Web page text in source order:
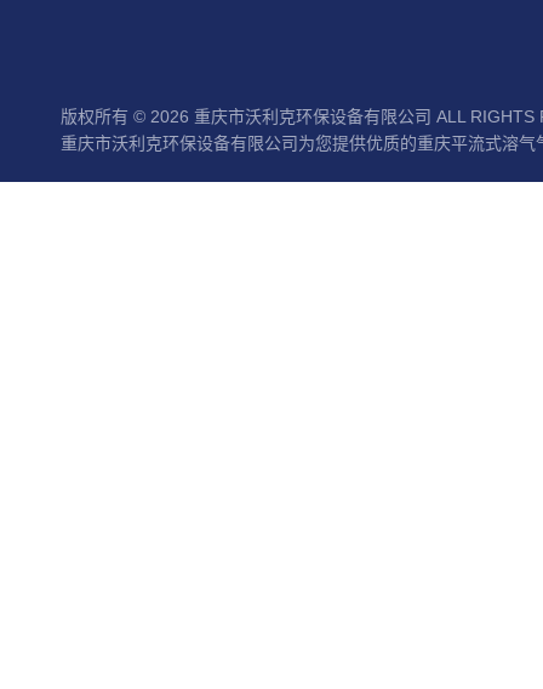
版权所有 © 2026 重庆市沃利克环保设备有限公司 ALL RIGHTS
重庆市沃利克环保设备有限公司为您提供优质的重庆平流式溶